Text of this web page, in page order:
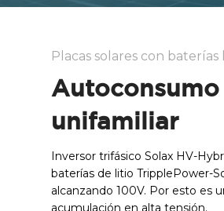
Placas solares con baterías
Autoconsumo
unifamiliar
Inversor trifásico Solax HV-
baterías de litio TripplePower-
alcanzando 100V. Por esto es
acumulación en alta tensión.